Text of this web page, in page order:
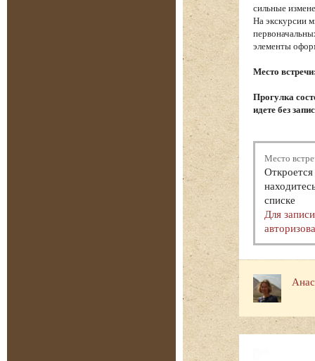
сильные
На экскурсии
элементы
Место
Прогулка
идете без
Место
списке
Для